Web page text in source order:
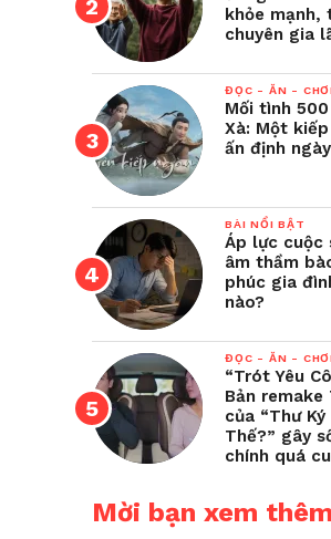
khỏe mạnh,
chuyên gia
ĐỌC - ĂN -
Mối tình
Xà: Một
ấn định
BÀI NỔI BẬT
Áp lực cuộc
âm thầm
phúc gia
nào?
ĐỌC - ĂN -
“Trót Yêu
Bản remake
của “Thư Ký
Thế?” gây
chính quá
Mời bạn xem thêm